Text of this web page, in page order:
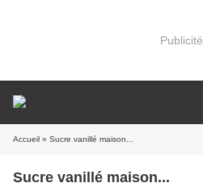
Publicité
Accueil » Sucre vanillé maison...
Sucre vanillé maison...